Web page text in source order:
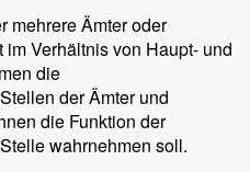
mehrere Ämter oder
Verhältnis von Haupt- und
die
der Ämter und
die Funktion der
wahrnehmen soll.